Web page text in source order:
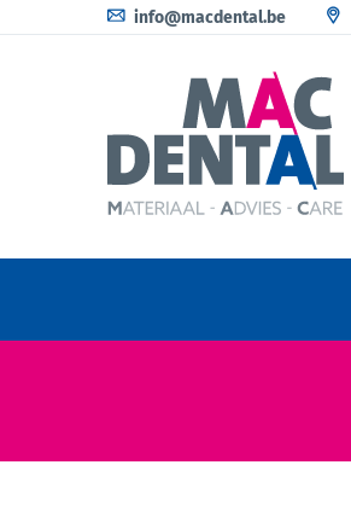
info@macdental.be